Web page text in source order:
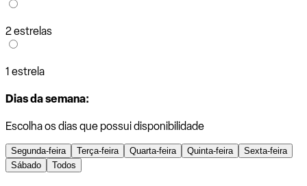
2 estrelas
1 estrela
Dias da semana:
Escolha os dias que possui disponibilidade
Segunda-feira Terça-feira Quarta-feira Quinta-feira
Sexta-feira
Sábado
Todos